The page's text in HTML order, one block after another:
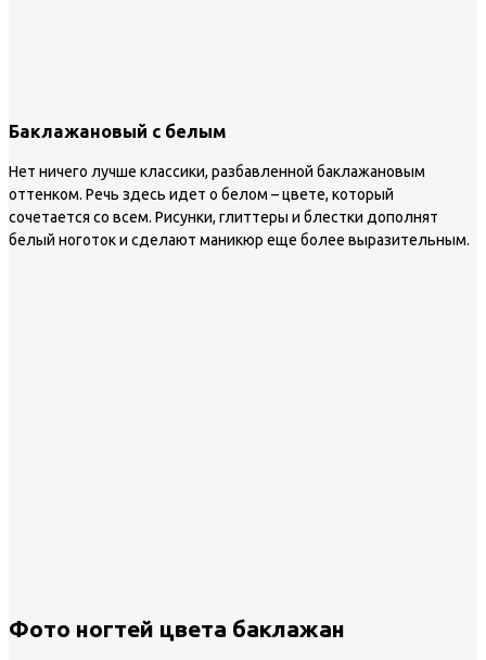
Баклажановый с белым
Нет ничего лучше классики, разбавленной баклажановым
оттенком. Речь здесь идет о белом – цвете, который
сочетается со всем. Рисунки, глиттеры и блестки дополнят
белый ноготок и сделают маникюр еще более выразительным.
Фото ногтей цвета баклажан